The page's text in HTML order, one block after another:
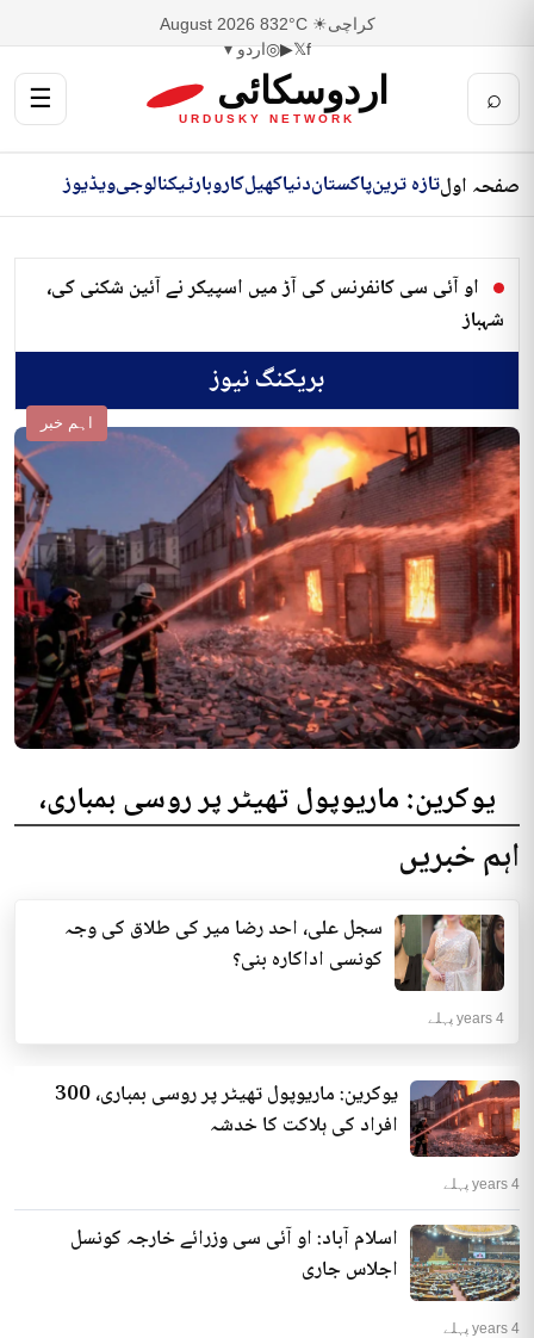
کراچی☀ 32°C
8 August 2026
f
𝕏
▶
◎اردو ▾
⌕ اردوسکائی
URDUSKY NETWORK
☰
صفحہ اولتازہ ترینپاکستاندنیاکھیلکاروبارٹیکنالوجیویڈیوز
او آئی سی کانفرنس کی آڑ میں اسپیکر نے آئین شکنی کی،
شہباز
بریکنگ نیوز
اہم خبر
یوکرین: ماریوپول تھیٹر پر روسی بمباری،
300 افراد کی ہلاکت کا خدشہ
کا خدشہ ظاہر کیا اور کہا کہ کم...
انٹرنیشنل | 4 years پہلے
اہم خبریں
سجل علی، احد رضا میر کی طلاق کی وجہ
کونسی اداکارہ بنی؟
4 years پہلے
یوکرین: ماریوپول تھیٹر پر روسی بمباری، 300
افراد کی ہلاکت کا خدشہ
4 years پہلے
اسلام آباد: او آئی سی وزرائے خارجہ کونسل
اجلاس جاری
4 years پہلے